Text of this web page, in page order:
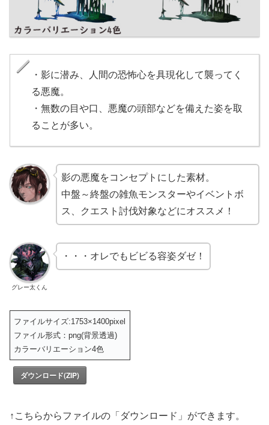
・影に潜み、人間の恐怖心を具現化して襲ってく
る悪魔。
・無数の目や口、悪魔の頭部などを備えた姿を取
ることが多い。
影の悪魔をコンセプトにした素材。
中盤～終盤の雑魚モンスターやイベントボ
ス、クエスト討伐対象などにオススメ！
グレー太くん
・・・オレでもビビる容姿ダゼ！
ファイルサイズ:1753×1400pixel
ファイル形式：png(背景透過)
カラーバリエーション4色
ダウンロード(ZIP)
↑こちらからファイルの「ダウンロード」ができます。